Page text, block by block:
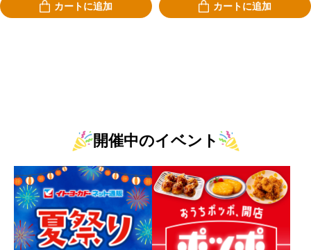
カートに追加 カートに追加
開催中のイベント